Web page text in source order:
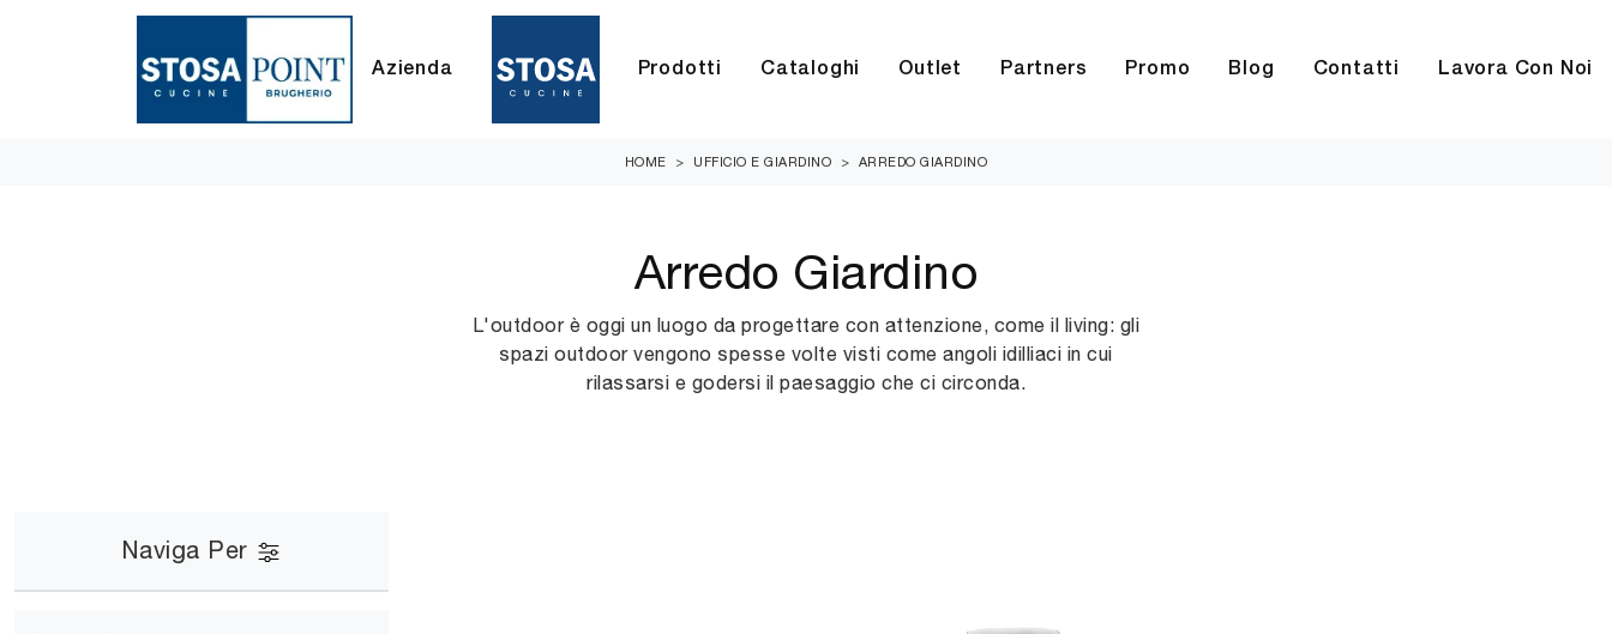
Azienda Prodotti Cataloghi Outlet Partners Promo Blog Contatti Lavora Con Noi
HOME > UFFICIO E GIARDINO > ARREDO GIARDINO
Arredo Giardino
L'outdoor è oggi un luogo da progettare con attenzione, come il living: gli
spazi outdoor vengono spesse volte visti come angoli idilliaci in cui
rilassarsi e godersi il paesaggio che ci circonda.
Naviga Per